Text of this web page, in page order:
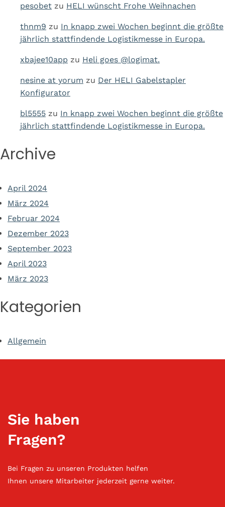
pesobet zu HELI wünscht Frohe Weihnachen
thnm9 zu In knapp zwei Wochen beginnt die größte
jährlich stattfindende Logistikmesse in Europa.
xbajee10app zu Heli goes @logimat.
nesine at yorum zu Der HELI Gabelstapler
Konfigurator
bl5555 zu In knapp zwei Wochen beginnt die größte
jährlich stattfindende Logistikmesse in Europa.
Archive
April 2024
März 2024
Februar 2024
Dezember 2023
September 2023
April 2023
März 2023
Kategorien
Allgemein
Sie haben
Fragen?
Bei Fragen zu unseren Produkten helfen
Ihnen unsere Mitarbeiter jederzeit gerne weiter.